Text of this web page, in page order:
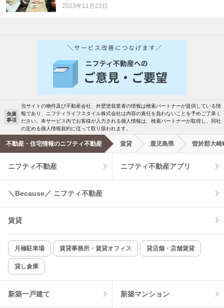
2023年11月22日
バス・トイレ別 2階以上
洗濯機置場あり 独立洗面台
エアコンあり 都市ガス
温水洗浄便座 オートロック
コンロ2口以上
新着のみ インターネット無料
該当件数:
0件
免責
事項
当サイトの物件及び不動産会社、外壁塗装業者の情報は検索パートナーが提供している情
報であり、ニフティライフスタイル株式会社は内容の責任を負わないことを予めご了承く
ださい。本サービス内でお客様が入力される個人情報は、検索パートナーが取得し、同社
の定める個人情報規約に従って取り扱われます。
不動産・住宅情報のニフティ不動産 賃貸 鹿児島県 曽於郡大崎
ニフティ不動産 ニフティ不動産アプリ
＼Because／ ニフティ不動産
賃貸
月極駐車場 賃貸事務所・賃貸オフィス 貸店舗・店舗賃貸
貸し倉庫
新築一戸建て 新築マンション